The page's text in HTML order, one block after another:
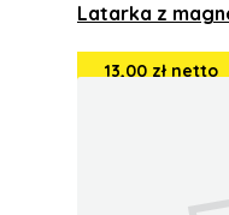
Latarka z
13,00 zł netto